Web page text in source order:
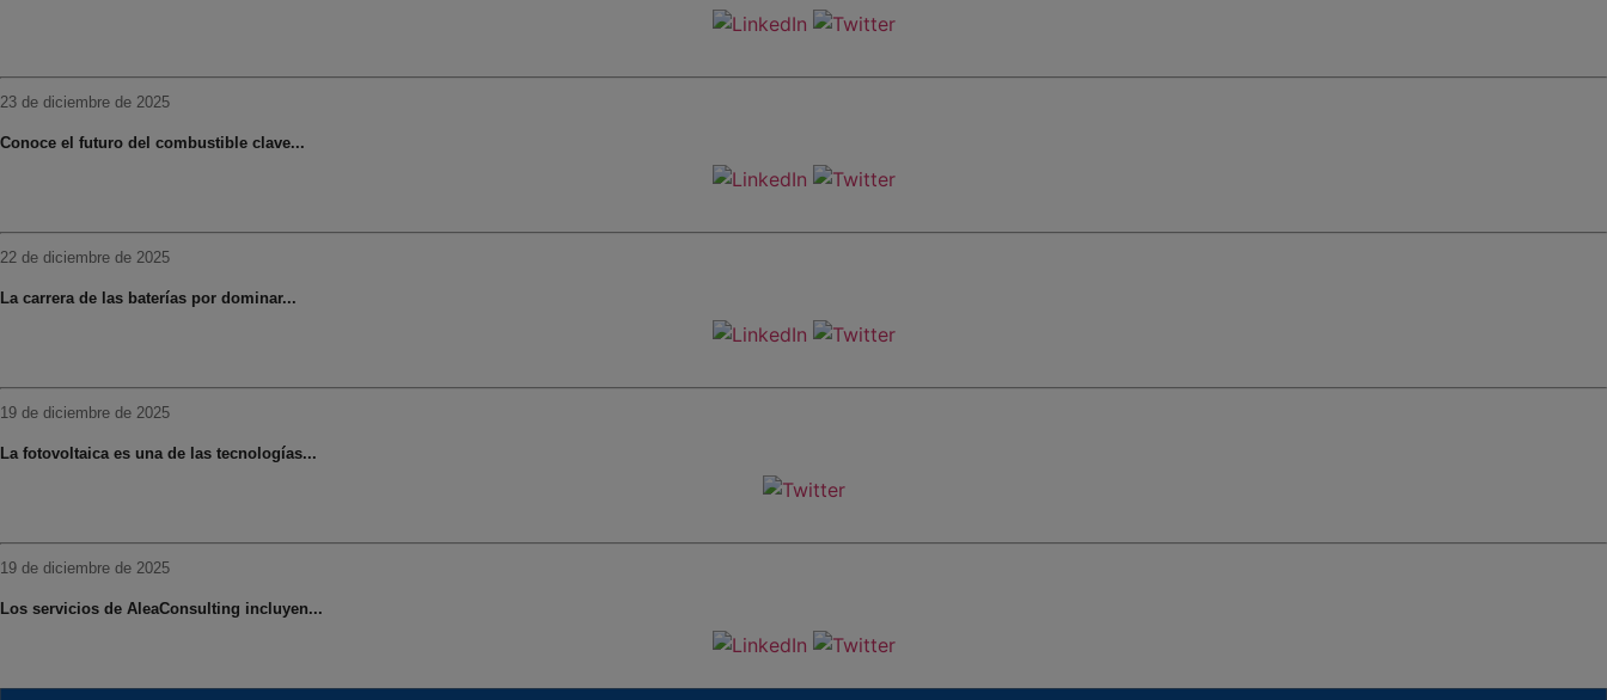
23 de diciembre de 2025
Conoce el futuro del combustible clave...
22 de diciembre de 2025
La carrera de las baterías por dominar...
19 de diciembre de 2025
La fotovoltaica es una de las tecnologías...
19 de diciembre de 2025
Los servicios de AleaConsulting incluyen...